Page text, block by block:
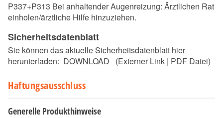
P337+P313 Bei anhaltender Augenreizung: Ärztlichen Rat
einholen/ärztliche Hilfe hinzuziehen.
Sicherheitsdatenblatt
Sie können das aktuelle Sicherheitsdatenblatt hier
herunterladen: DOWNLOAD (Externer Link | PDF Datei)
Haftungsausschluss
Generelle Produkthinweise